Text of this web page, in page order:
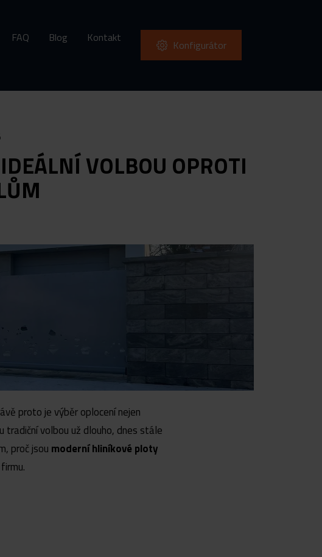
FAQ Blog Kontakt
Konfigurátor
VOLBOU OPROTI
proto je výběr oplocení nejen
volbou už dlouho, dnes stále
proč jsou moderní hliníkové ploty